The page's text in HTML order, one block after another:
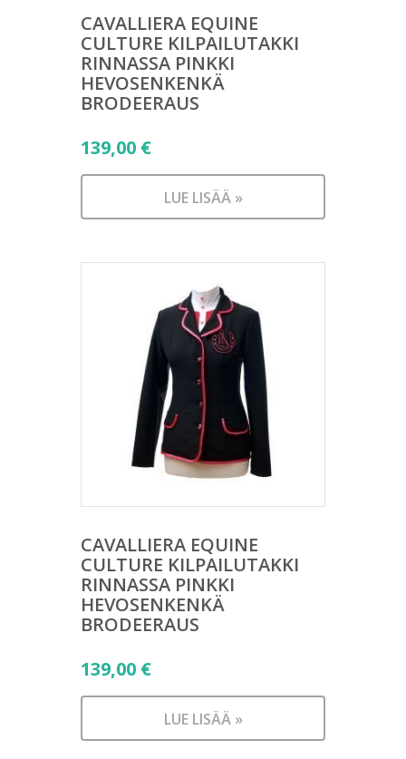
CAVALLIERA EQUINE
CULTURE KILPAILUTAKKI
RINNASSA PINKKI
HEVOSENKENKÄ
BRODEERAUS
139,00 €
LUE LISÄÄ »
CAVALLIERA EQUINE
CULTURE KILPAILUTAKKI
RINNASSA PINKKI
HEVOSENKENKÄ
BRODEERAUS
139,00 €
LUE LISÄÄ »